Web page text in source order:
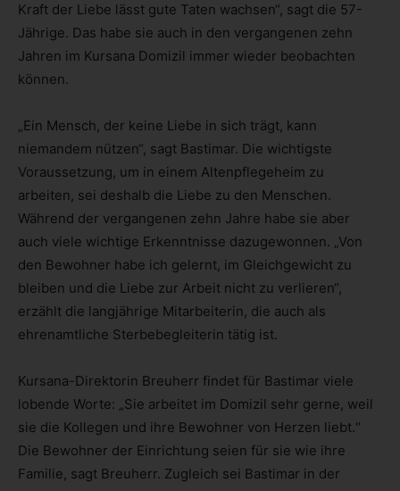
Kraft der Liebe lässt gute Taten wachsen“, sagt die 57-
Jährige. Das habe sie auch in den vergangenen zehn
Jahren im Kursana Domizil immer wieder beobachten
können.
„Ein Mensch, der keine Liebe in sich trägt, kann
niemandem nützen“, sagt Bastimar. Die wichtigste
Voraussetzung, um in einem Altenpflegeheim zu
arbeiten, sei deshalb die Liebe zu den Menschen.
Während der vergangenen zehn Jahre habe sie aber
auch viele wichtige Erkenntnisse dazugewonnen. „Von
den Bewohner habe ich gelernt, im Gleichgewicht zu
bleiben und die Liebe zur Arbeit nicht zu verlieren“,
erzählt die langjährige Mitarbeiterin, die auch als
ehrenamtliche Sterbebegleiterin tätig ist.
Kursana-Direktorin Breuherr findet für Bastimar viele
lobende Worte: „Sie arbeitet im Domizil sehr gerne, weil
sie die Kollegen und ihre Bewohner von Herzen liebt.“
Die Bewohner der Einrichtung seien für sie wie ihre
Familie, sagt Breuherr. Zugleich sei Bastimar in der